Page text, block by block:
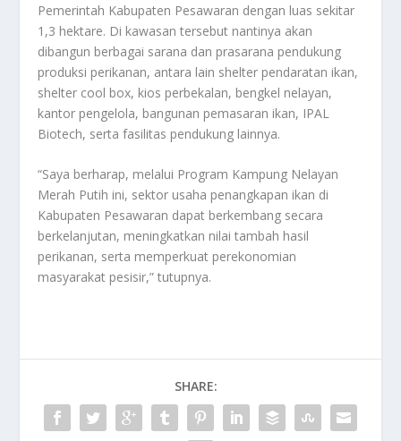
Pemerintah Kabupaten Pesawaran dengan luas sekitar
1,3 hektare. Di kawasan tersebut nantinya akan
dibangun berbagai sarana dan prasarana pendukung
produksi perikanan, antara lain shelter pendaratan ikan,
shelter cool box, kios perbekalan, bengkel nelayan,
kantor pengelola, bangunan pemasaran ikan, IPAL
Biotech, serta fasilitas pendukung lainnya.
“Saya berharap, melalui Program Kampung Nelayan
Merah Putih ini, sektor usaha penangkapan ikan di
Kabupaten Pesawaran dapat berkembang secara
berkelanjutan, meningkatkan nilai tambah hasil
perikanan, serta memperkuat perekonomian
masyarakat pesisir,” tutupnya.
SHARE: